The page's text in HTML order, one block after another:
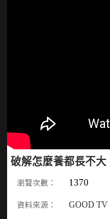
破解怎麼養都長不大
瀏覽次數： 1370
資料來源： GOOD TV